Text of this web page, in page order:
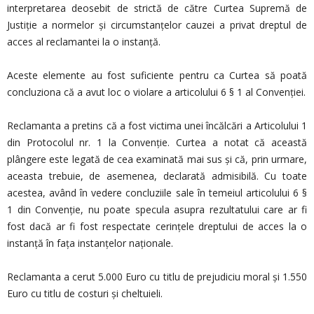
interpretarea deosebit de strictă de către Curtea Supremă de
Justiție a normelor și circumstanțelor cauzei a privat dreptul de
acces al reclamantei la o instanță.
Aceste elemente au fost suficiente pentru ca Curtea să poată
concluziona că a avut loc o violare a articolului 6 § 1 al Convenției.
Reclamanta a pretins că a fost victima unei încălcări a Articolului 1
din Protocolul nr. 1 la Convenție. Curtea a notat că această
plângere este legată de cea examinată mai sus și că, prin urmare,
aceasta trebuie, de asemenea, declarată admisibilă. Cu toate
acestea, având în vedere concluziile sale în temeiul articolului 6 §
1 din Convenție, nu poate specula asupra rezultatului care ar fi
fost dacă ar fi fost respectate cerințele dreptului de acces la o
instanță în fața instanțelor naționale.
Reclamanta a cerut 5.000 Euro cu titlu de prejudiciu moral şi 1.550
Euro cu titlu de costuri şi cheltuieli.